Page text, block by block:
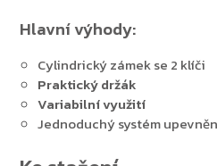
Hlavní výhody:
Cylindrický zámek se 2 klíči
Praktický držák
Variabilní využití
Jednoduchý systém